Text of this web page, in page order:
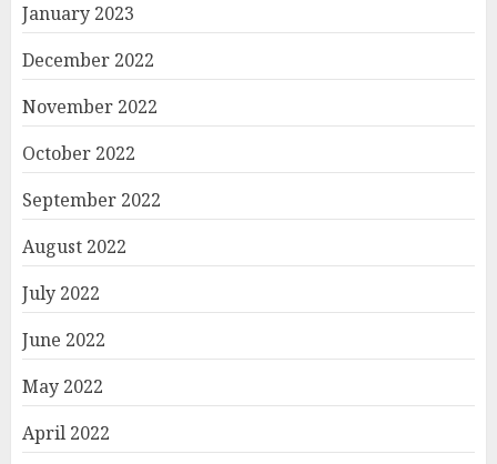
January 2023
December 2022
November 2022
October 2022
September 2022
August 2022
July 2022
June 2022
May 2022
April 2022